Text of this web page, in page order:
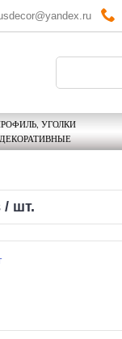
УГОЛКИ
/ шт.